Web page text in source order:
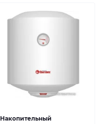
Накопительный